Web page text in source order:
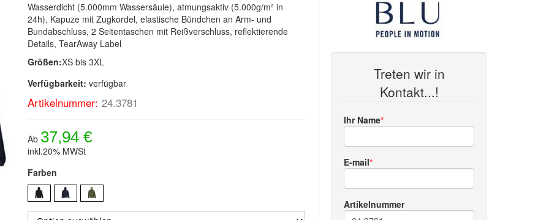
Wasserdicht (5.000mm Wassersäule), atmungsaktiv (5.000g/m² in
24h), Kapuze mit Zugkordel, elastische Bündchen an Arm- und
Bundabschluss, 2 Seitentaschen mit Reißverschluss, reflektierende
Details, TearAway Label
Größen:XS bis 3XL
Verfügbarkeit: verfügbar
Artikelnummer: 24.3781
Ab 37,94 €
inkl.20% MWSt
Farben
Treten wir in
Kontakt...!
Ihr Name
E-mail
Artikelnummer